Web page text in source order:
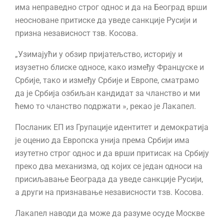
има неправедно строг однос и да на Београд врши
неосноване притиске да уведе санкције Русији и
призна независност тзв. Косова.
„Узимајући у обзир пријатељство, историју и
изузетно блиске односе, како између Француске и
Србије, тако и између Србије и Европе, сматрамо
да је Србија озбиљан кандидат за чланство и ми
ћемо то чланство подржати », рекао је Лакапел.
Посланик ЕП из Групације идентитет и демократија
је оценио да Европска унија према Србији има
изутетно строг однос и да врши притисак на Србију
преко два механизма, од којих се један односи на
присиљавање Београда да уведе санкције Русији,
а други на признавање независности тзв. Косова.
Лакапел наводи да може да разуме осуде Москве